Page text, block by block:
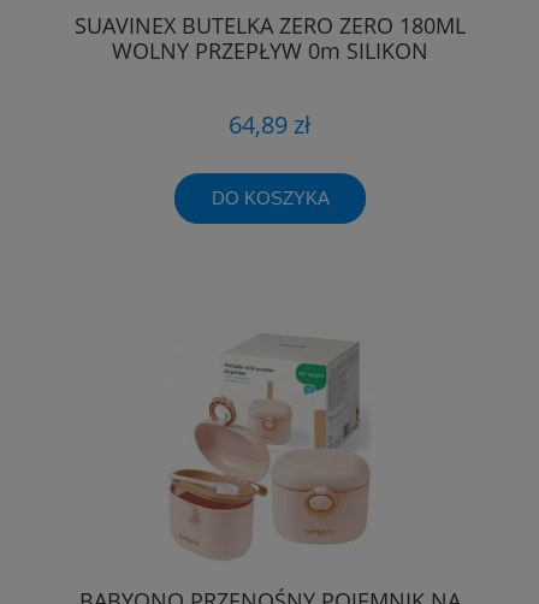
SUAVINEX BUTELKA ZERO ZERO 180ML
WOLNY PRZEPŁYW 0m SILIKON
64,89 zł
DO KOSZYKA